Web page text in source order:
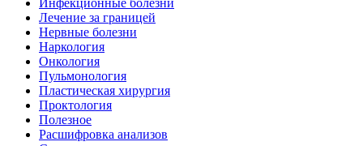
Инфекционные болезни
Лечение за границей
Нервные болезни
Наркология
Онкология
Пульмонология
Пластическая хирургия
Проктология
Полезное
Расшифровка анализов